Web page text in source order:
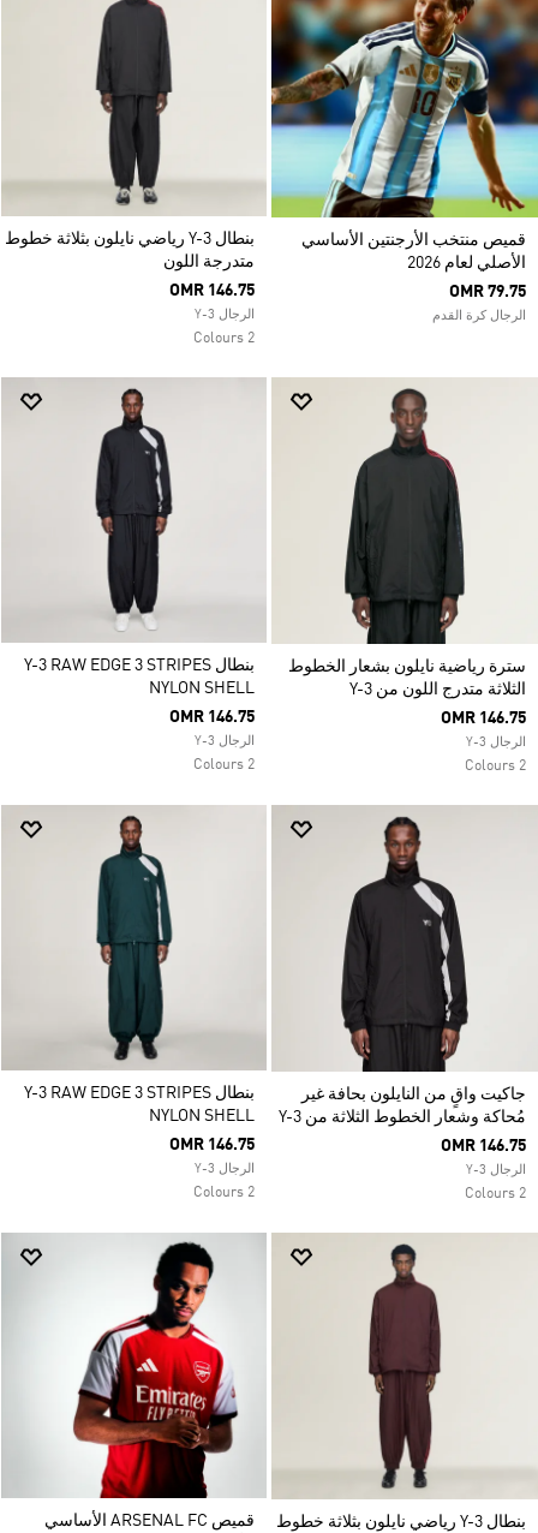
قميص منتخب الأرجنتين الأساسي
الأصلي لعام 2026
OMR 79.75
الرجال كرة القدم
بنطال Y-3 رياضي نايلون بثلاثة خطوط
متدرجة اللون
OMR 146.75
الرجال Y-3
2 Colours
سترة رياضية نايلون بشعار الخطوط
الثلاثة متدرج اللون من Y-3
OMR 146.75
الرجال Y-3
2 Colours
بنطال Y-3 RAW EDGE 3 STRIPES
NYLON SHELL
OMR 146.75
الرجال Y-3
2 Colours
جاكيت واقٍ من النايلون بحافة غير
مُحاكة وشعار الخطوط الثلاثة من Y-3
OMR 146.75
الرجال Y-3
2 Colours
بنطال Y-3 RAW EDGE 3 STRIPES
NYLON SHELL
OMR 146.75
الرجال Y-3
2 Colours
بنطال Y-3 رياضي نايلون بثلاثة خطوط قميص ARSENAL FC الأساسي